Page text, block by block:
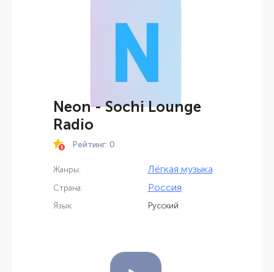
Neon - Sochi Lounge
Radio
Рейтинг: 0
Жанры: Лёгкая музыка
Страна: Россия
Язык: Русский